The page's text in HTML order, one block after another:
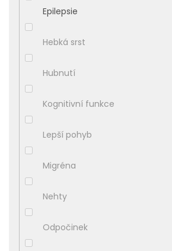
Epilepsie
Hebká srst
Hubnutí
Kognitivní funkce
Lepší pohyb
Migréna
Nehty
Odpočinek